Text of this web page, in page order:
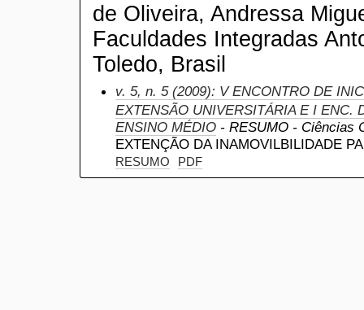
de Oliveira, Andressa
Faculdades Integradas
Toledo, Brasil
v. 5, n. 5 (2009): V ENCONTRO DE
EXTENSÃO UNIVERSITÁRIA E I ENC.
ENSINO MÉDIO - RESUMO - Ciências
EXTENÇÃO DA INAMOVILBILIDADE
RESUMO PDF